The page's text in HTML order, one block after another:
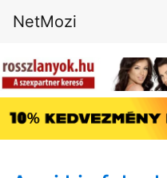
NetMozi